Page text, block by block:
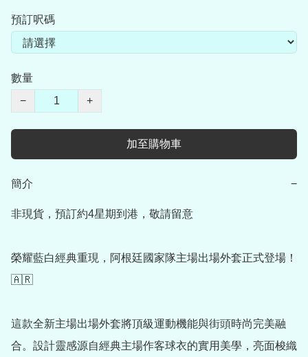
預訂呎碼
數量
−
+
加至購物車
簡介 −
非現貨，預訂約4星期到港，敬請留意
榮耀藍白經典重現，阿根廷國家隊主場出場外套正式登場！
🇦🇷
這款全新主場出場外套將頂級運動機能與街頭時尚完美融
合。設計靈感源自經典主場作客球衣的實用美學，亮面梭織